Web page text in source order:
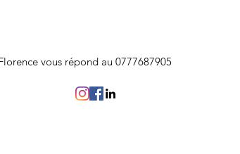
vous répond au 0777687905